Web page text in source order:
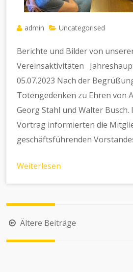
admin Uncategorised
Berichte und Bilder von
Vereinsaktivitäten
05.07.2023 Nach der
Totengedenken zu Ehren von
Georg Stahl und Walter
Vortrag informierten die
geschäftsführenden
Weiterlesen
Ältere Beiträge